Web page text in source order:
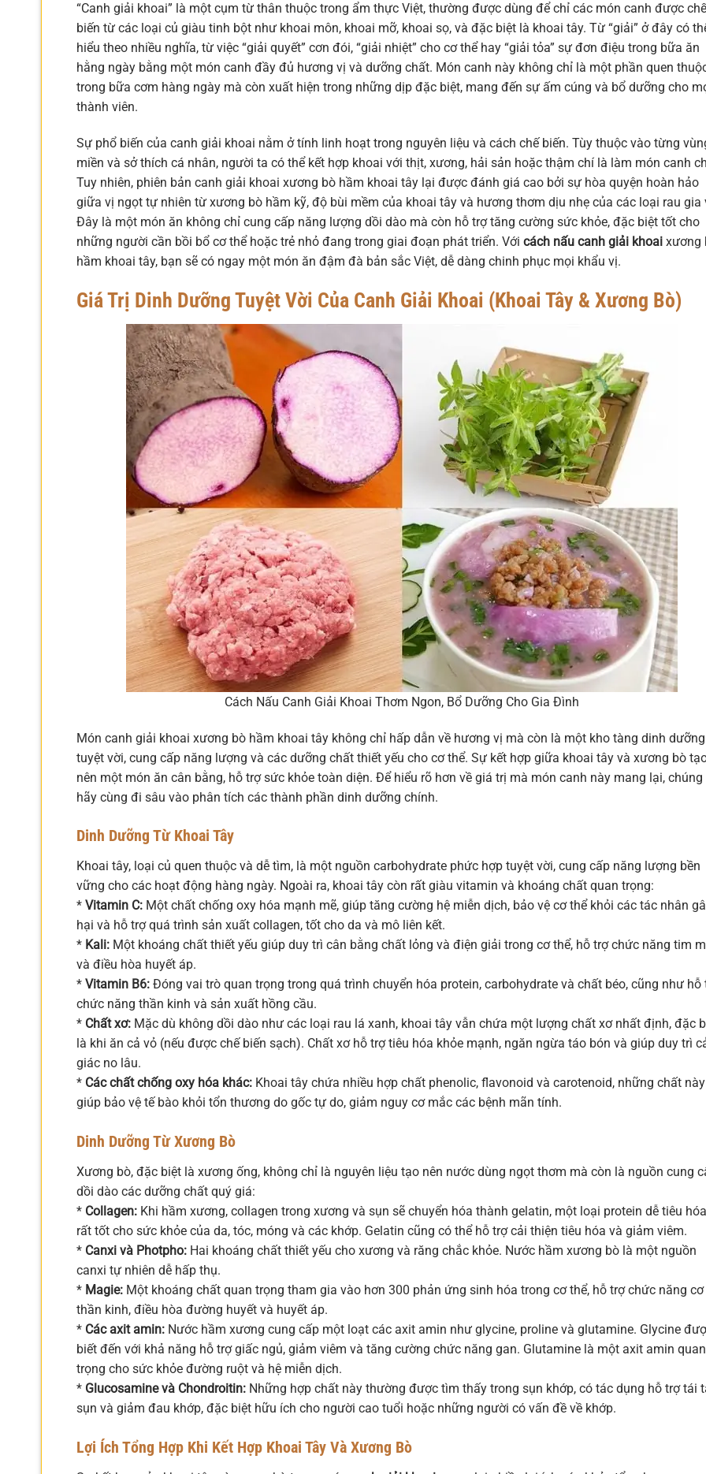
“Canh giải khoai” là một cụm từ thân thuộc trong ẩm thực Việt, thường được dùng để chỉ các món canh được chế
biến từ các loại củ giàu tinh bột như khoai môn, khoai mỡ, khoai sọ, và đặc biệt là khoai tây. Từ “giải” ở đây có
hiểu theo nhiều nghĩa, từ việc “giải quyết” cơn đói, “giải nhiệt” cho cơ thể hay “giải tỏa” sự đơn điệu trong bữa ăn
hằng ngày bằng một món canh đầy đủ hương vị và dưỡng chất. Món canh này không chỉ là một phần quen
trong bữa cơm hàng ngày mà còn xuất hiện trong những dịp đặc biệt, mang đến sự ấm cúng và bổ dưỡng cho
thành viên.
Sự phổ biến của canh giải khoai nằm ở tính linh hoạt trong nguyên liệu và cách chế biến. Tùy thuộc vào từng
miền và sở thích cá nhân, người ta có thể kết hợp khoai với thịt, xương, hải sản hoặc thậm chí là làm món canh
Tuy nhiên, phiên bản canh giải khoai xương bò hầm khoai tây lại được đánh giá cao bởi sự hòa quyện hoàn hảo
giữa vị ngọt tự nhiên từ xương bò hầm kỹ, độ bùi mềm của khoai tây và hương thơm dịu nhẹ của các loại rau gia
Đây là một món ăn không chỉ cung cấp năng lượng dồi dào mà còn hỗ trợ tăng cường sức khỏe, đặc biệt tốt cho
những người cần bồi bổ cơ thể hoặc trẻ nhỏ đang trong giai đoạn phát triển. Với cách nấu canh giải khoai xương
hầm khoai tây, bạn sẽ có ngay một món ăn đậm đà bản sắc Việt, dễ dàng chinh phục mọi khẩu vị.
Giá Trị Dinh Dưỡng Tuyệt Vời Của Canh Giải Khoai (Khoai Tây & Xương Bò)
Cách Nấu Canh Giải Khoai Thơm Ngon, Bổ Dưỡng Cho Gia Đình
Món canh giải khoai xương bò hầm khoai tây không chỉ hấp dẫn về hương vị mà còn là một kho tàng dinh dưỡng
tuyệt vời, cung cấp năng lượng và các dưỡng chất thiết yếu cho cơ thể. Sự kết hợp giữa khoai tây và xương bò
nên một món ăn cân bằng, hỗ trợ sức khỏe toàn diện. Để hiểu rõ hơn về giá trị mà món canh này mang lại, chúng
hãy cùng đi sâu vào phân tích các thành phần dinh dưỡng chính.
Dinh Dưỡng Từ Khoai Tây
Khoai tây, loại củ quen thuộc và dễ tìm, là một nguồn carbohydrate phức hợp tuyệt vời, cung cấp năng lượng bền
vững cho các hoạt động hàng ngày. Ngoài ra, khoai tây còn rất giàu vitamin và khoáng chất quan trọng:
* Vitamin C: Một chất chống oxy hóa mạnh mẽ, giúp tăng cường hệ miễn dịch, bảo vệ cơ thể khỏi các tác nhân
hại và hỗ trợ quá trình sản xuất collagen, tốt cho da và mô liên kết.
* Kali: Một khoáng chất thiết yếu giúp duy trì cân bằng chất lỏng và điện giải trong cơ thể, hỗ trợ chức năng tim
và điều hòa huyết áp.
* Vitamin B6: Đóng vai trò quan trọng trong quá trình chuyển hóa protein, carbohydrate và chất béo, cũng như hỗ
chức năng thần kinh và sản xuất hồng cầu.
* Chất xơ: Mặc dù không dồi dào như các loại rau lá xanh, khoai tây vẫn chứa một lượng chất xơ nhất định, đặc
là khi ăn cả vỏ (nếu được chế biến sạch). Chất xơ hỗ trợ tiêu hóa khỏe mạnh, ngăn ngừa táo bón và giúp duy trì
giác no lâu.
* Các chất chống oxy hóa khác: Khoai tây chứa nhiều hợp chất phenolic, flavonoid và carotenoid, những chất này
giúp bảo vệ tế bào khỏi tổn thương do gốc tự do, giảm nguy cơ mắc các bệnh mãn tính.
Dinh Dưỡng Từ Xương Bò
Xương bò, đặc biệt là xương ống, không chỉ là nguyên liệu tạo nên nước dùng ngọt thơm mà còn là nguồn cung
dồi dào các dưỡng chất quý giá:
* Collagen: Khi hầm xương, collagen trong xương và sụn sẽ chuyển hóa thành gelatin, một loại protein dễ tiêu
rất tốt cho sức khỏe của da, tóc, móng và các khớp. Gelatin cũng có thể hỗ trợ cải thiện tiêu hóa và giảm viêm.
* Canxi và Photpho: Hai khoáng chất thiết yếu cho xương và răng chắc khỏe. Nước hầm xương bò là một nguồn
canxi tự nhiên dễ hấp thụ.
* Magie: Một khoáng chất quan trọng tham gia vào hơn 300 phản ứng sinh hóa trong cơ thể, hỗ trợ chức năng
thần kinh, điều hòa đường huyết và huyết áp.
* Các axit amin: Nước hầm xương cung cấp một loạt các axit amin như glycine, proline và glutamine. Glycine
biết đến với khả năng hỗ trợ giấc ngủ, giảm viêm và tăng cường chức năng gan. Glutamine là một axit amin quan
trọng cho sức khỏe đường ruột và hệ miễn dịch.
* Glucosamine và Chondroitin: Những hợp chất này thường được tìm thấy trong sụn khớp, có tác dụng hỗ trợ tái
sụn và giảm đau khớp, đặc biệt hữu ích cho người cao tuổi hoặc những người có vấn đề về khớp.
Lợi Ích Tổng Hợp Khi Kết Hợp Khoai Tây Và Xương Bò